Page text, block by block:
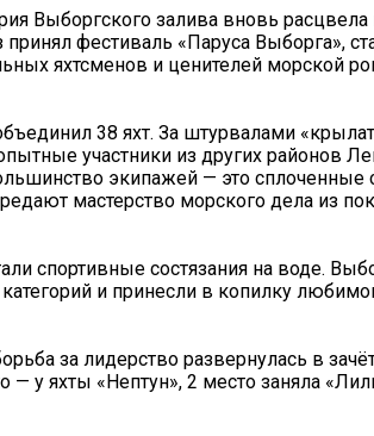
Выборгского залива вновь
фестиваль «Паруса Выборга»,
яхтсменов и ценителей морской
38 яхт. За штурвалами
участники из других районов
экипажей — это
мастерство морского дела из
спортивные состязания на воде.
и принесли в копилку
за лидерство развернулась в
— у яхты «Нептун», 2 место заняла